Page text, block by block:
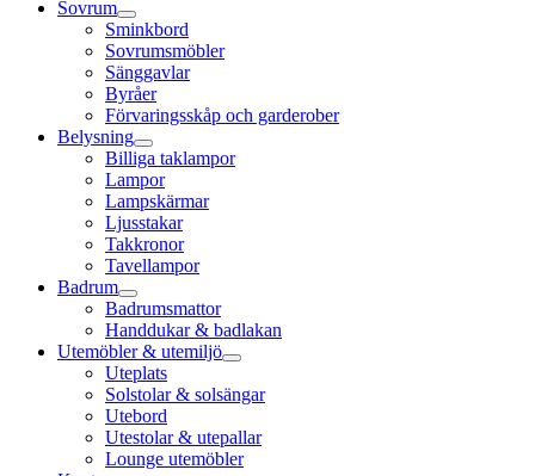
Sovrum
Sminkbord
Sovrumsmöbler
Sänggavlar
Byråer
Förvaringsskåp och garderober
Belysning
Billiga taklampor
Lampor
Lampskärmar
Ljusstakar
Takkronor
Tavellampor
Badrum
Badrumsmattor
Handdukar & badlakan
Utemöbler & utemiljö
Uteplats
Solstolar & solsängar
Utebord
Utestolar & utepallar
Lounge utemöbler